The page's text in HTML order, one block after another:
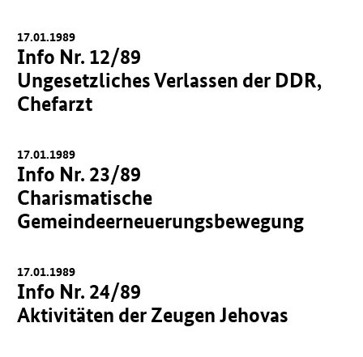
17.01.1989
Info Nr. 12/89
Ungesetzliches Verlassen der DDR,
Chefarzt
17.01.1989
Info Nr. 23/89
Charismatische
Gemeindeerneuerungsbewegung
17.01.1989
Info Nr. 24/89
Aktivitäten der Zeugen Jehovas